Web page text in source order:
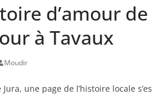
d’amour de
à Tavaux
Moudir
Jura, une page de l’histoire locale